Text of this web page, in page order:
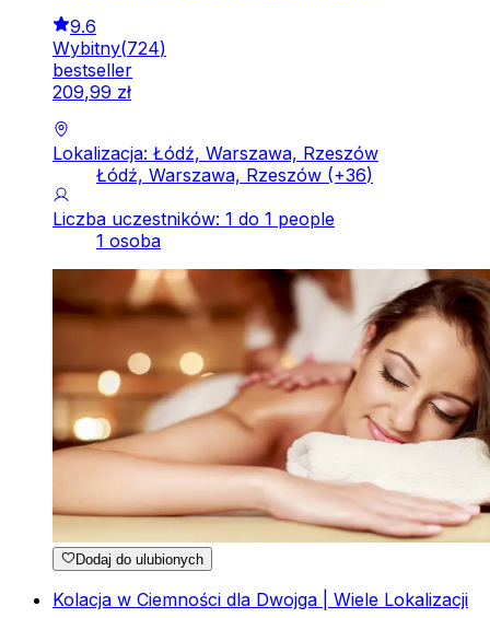
9.6
Wybitny(724)
bestseller
209,99 zł
Lokalizacja: Łódź, Warszawa, Rzeszów
Łódź, Warszawa, Rzeszów (+36)
Liczba uczestników: 1 do 1 people
1 osoba
Dodaj do ulubionych
Kolacja w Ciemności dla Dwojga | Wiele Lokalizacji